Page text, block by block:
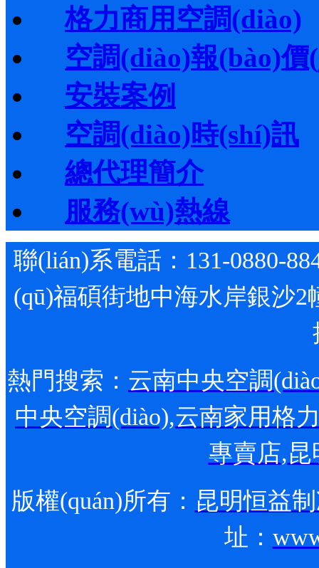
格力商用空調(diào)
空調(diào)報(bào)
安裝案例
空調(diào)時(shí)訊
總代理簡介
服務(wù)熱線
聯(lián)系電話：131-0880-
(qū)福碩街地中海水岸銀沙2
熱門搜索： 云南中央空調
中央空調(diào),云南家用格
專賣店,昆
版權(quán)所有： 昆明恒益
址：